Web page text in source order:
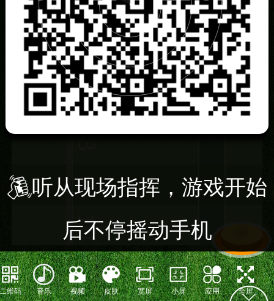
5
6
7
9
10
听从现场指挥，游戏开始
后不停摇动手机
维码 音乐 视频 皮肤 宽屏 小屏 应用 全屏